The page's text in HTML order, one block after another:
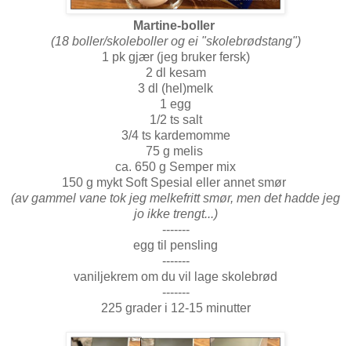
Martine-boller
(18 boller/skoleboller og ei "skolebrødstang")
1 pk gjær (jeg bruker fersk)
2 dl kesam
3 dl (hel)melk
1 egg
1/2 ts salt
3/4 ts kardemomme
75 g melis
ca. 650 g Semper mix
150 g mykt Soft Spesial eller annet smør
(av gammel vane tok jeg melkefritt smør, men det hadde jeg
jo ikke trengt...)
-------
egg til pensling
-------
vaniljekrem om du vil lage skolebrød
-------
225 grader i 12-15 minutter